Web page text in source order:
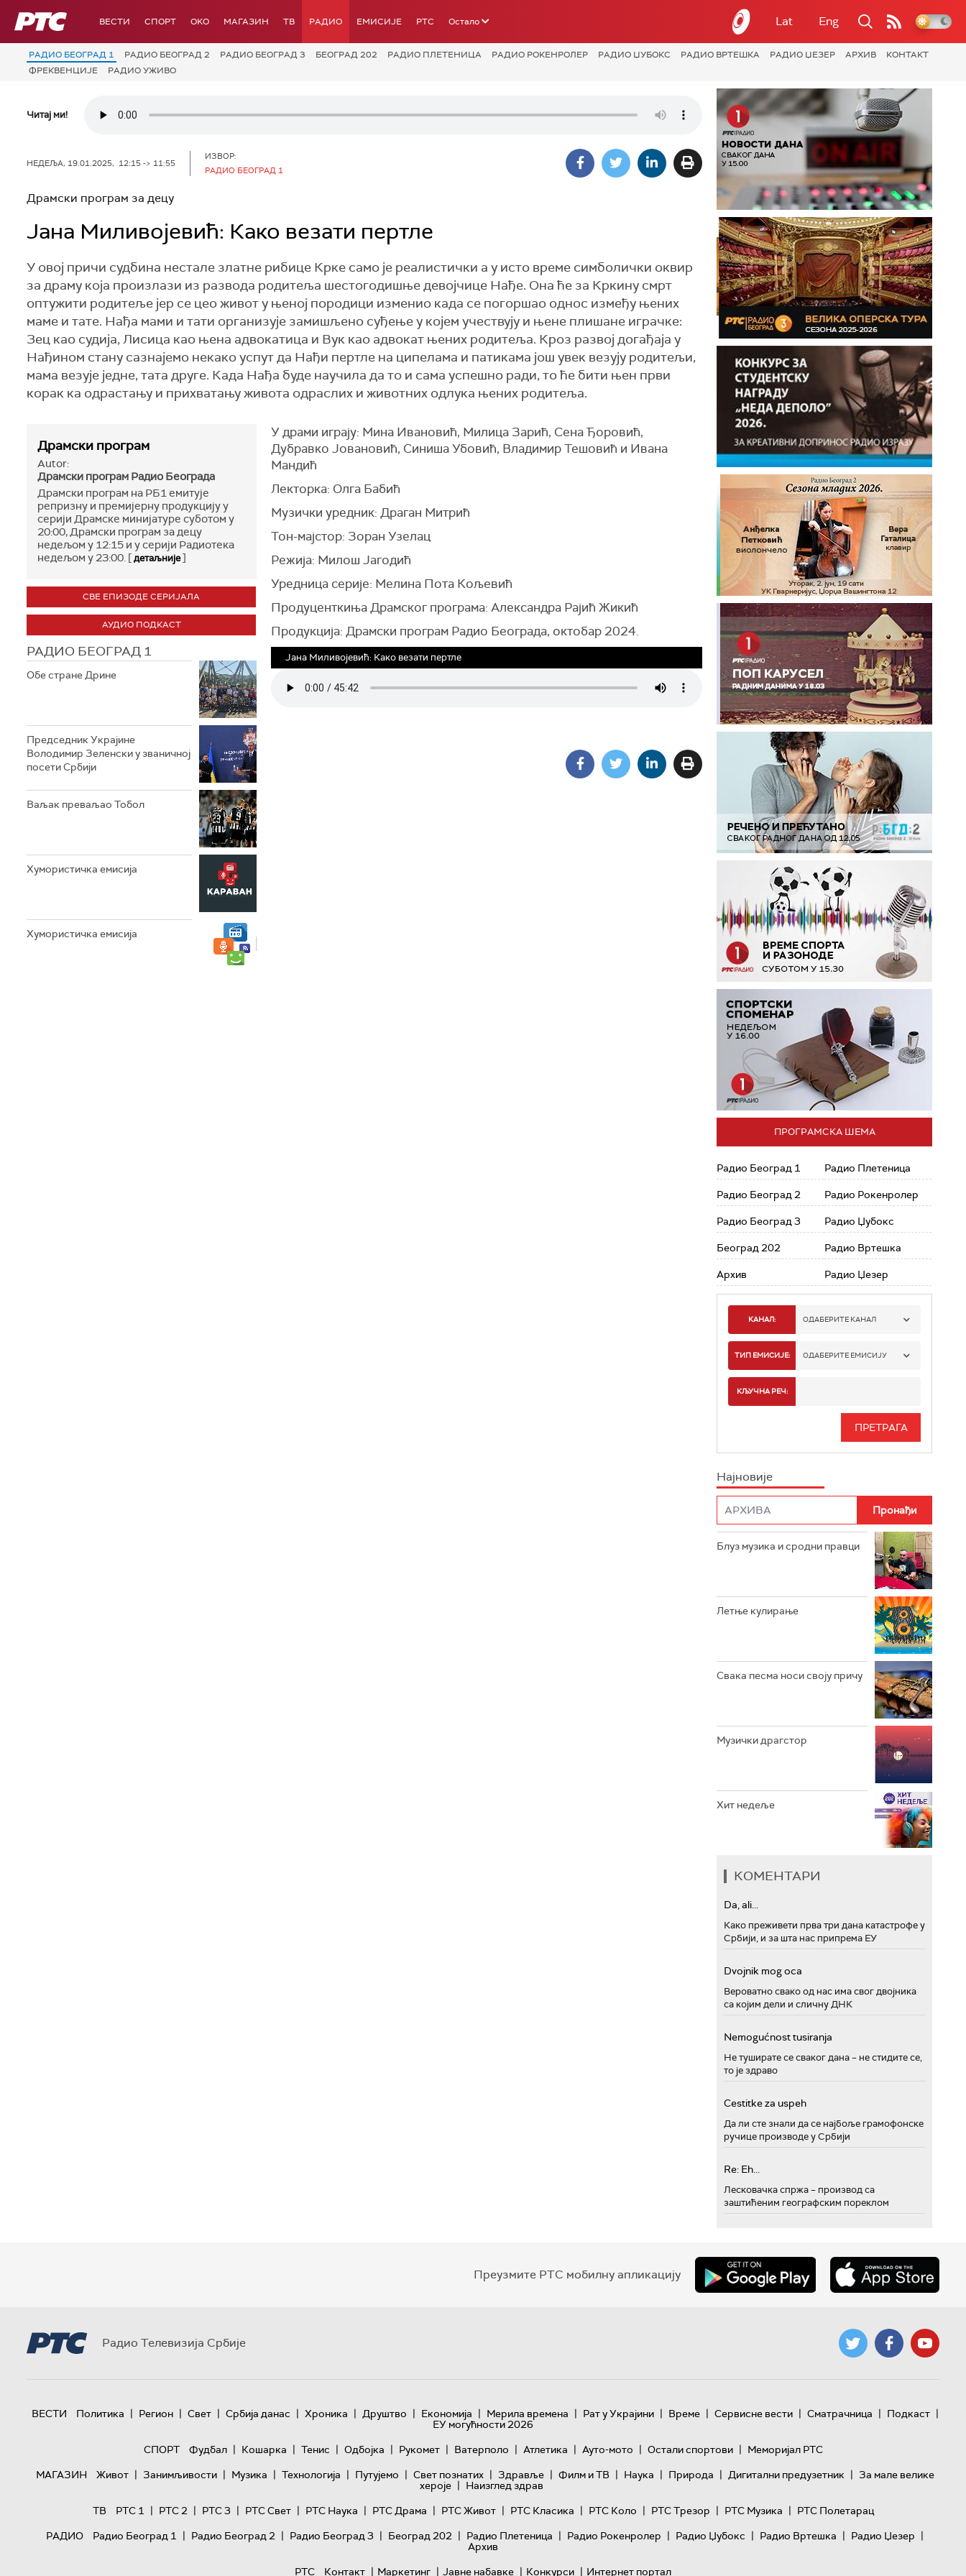
РТС ВЕСТИ СПОРТ OKO МАГАЗИН ТВ РАДИО ЕМИСИЈЕ РТС Остало Lat Eng
РАДИО БЕОГРАД 1 РАДИО БЕОГРАД 2 РАДИО БЕОГРАД 3 БЕОГРАД 202 РАДИО ПЛЕТЕНИЦА РАДИО РОКЕНРОЛЕР РАДИО ЏУБОКС РАДИО ВРТЕШКА РАДИО ЏЕЗЕР АРХИВ
КОНТАКТ
ФРЕКВЕНЦИЈЕ
РАДИО УЖИВО
Читај ми!
НЕДЕЉА, 19.01.2025, 12:15 -> 11:55
ИЗВОР:
РАДИО БЕОГРАД 1
Драмски програм за децу
Јана Миливојевић: Како везати пертле
У овој причи судбина нестале златне рибице Крке само је реалистички а у исто време симболички оквир
за драму која произлази из развода родитеља шестогодишње девојчице Нађе. Она ће за Кркину смрт
оптужити родитеље јер се цео живот у њеној породици изменио када се погоршао однос између њених
маме и тате. Нађа мами и тати организује замишљено суђење у којем учествују и њене плишане играчке:
Зец као судија, Лисица као њена адвокатица и Вук као адвокат њених родитеља. Кроз развој догађаја у
Нађином стану сазнајемо некако успут да Нађи пертле на ципелама и патикама још увек везују родитељи,
мама везује једне, тата друге. Када Нађа буде научила да то и сама успешно ради, то ће бити њен први
корак ка одрастању и прихватању живота одраслих и животних одлука њених родитеља.
Драмски програм
Autor:
Драмски програм Радио Београда
Драмски програм на РБ1 емитује
репризну и премијерну продукцију у
серији Драмске минијатуре суботом у
20:00, Драмски програм за децу
недељом у 12:15 и у серији Радиотека
недељом у 23:00. [детаљније]
СВЕ ЕПИЗОДЕ СЕРИЈАЛА
АУДИО ПОДКАСТ
РАДИО БЕОГРАД 1
Обе стране Дрине
Председник Украјине
Володимир Зеленски у званичној
посети Србији
Ваљак преваљао Тобол
Хумористичка емисија
Хумористичка емисија
У драми играју: Мина Ивановић, Милица Зарић, Сена Ђоровић,
Дубравко Јовановић, Синиша Убовић, Владимир Тешовић и Ивана
Мандић
Лекторка: Олга Бабић
Музички уредник: Драган Митрић
Тон-мајстор: Зоран Узелац
Режија: Милош Јагодић
Уредница серије: Мелина Пота Кољевић
Продуценткиња Драмског програма: Александра Рајић Жикић
Продукција: Драмски програм Радио Београда, октобар 2024.
Јана Миливојевић: Како везати пертле
ПРОГРАМСКА ШЕМА
Радио Београд 1
Радио Београд 2
Радио Београд 3
Београд 202
Архив
Радио Плетеница
Радио Рокенролер
Радио Џубокс
Радио Вртешка
Радио Џезер
КАНАЛ: ОДАБЕРИТЕ КАНАЛ
РАДИО БЕОГРАД 1
РАДИО БЕОГРАД 3
РАДИО РОКЕНРОЛЕР
РАДИО ЏУБОКС
РАДИО ВРТЕШКА
РАДИО ЏЕЗЕР
ТИП ЕМИСИЈЕ: ОДАБЕРИТЕ ЕМИСИЈУ
ИНФО
КЉУЧНА РЕЧ:
Најновије
Блуз музика и сродни правци
Летње кулирање
Свака песма носи своју причу
Музички драгстор
Хит недеље
КОМЕНТАРИ
Da, ali...
Како преживети прва три дана катастрофе у
Србији, и за шта нас припрема ЕУ
Dvojnik mog oca
Вероватно свако од нас има свог двојника
са којим дели и сличну ДНК
Nemogućnost tusiranja
Не туширате се сваког дана – не стидите се,
то је здраво
Cestitke za uspeh
Да ли сте знали да се најбоље грамофонске
ручице производе у Србији
Re: Eh...
Лесковачка спржа – производ са
заштићеним географским пореклом
Преузмите РТС мобилну апликацију
Радио Телевизија Србије
ВЕСТИ Политика | Регион | Свет | Србија данас | Хроника | Друштво | Економија | Мерила времена | Рат у Украјини | Време | Сервисне вести | Сматрачница | Подкаст |
ЕУ могућности 2026
СПОРТ
Фудбал | Кошарка | Тенис | Одбојка | Рукомет | Ватерполо | Атлетика | Ауто-мото | Остали спортови | Меморијал РТС
МАГАЗИН
Живот | Занимљивости | Музика | Технологијa | Путујемо | Свет познатих | Здравље | Филм и ТВ | Наука | Природа | Дигитални предузетник | За мале велике
хероје | Наизглед здрав
ТВ
РТС 1 | РТС 2 | РТС 3 | РТС Свет | РТС Наука | РТС Драма | РТС Живот | РТС Класика | РТС Коло | РТС Трезор | РТС Музика | РТС Полетарац
РАДИО
Радио Београд 1 | Радио Београд 2 | Радио Београд 3 | Београд 202 | Радио Плетеница | Радио Рокенролер | Радио Џубокс | Радио Вртешка | Радио Џезер |
Архив
РТС
Контакт | Маркетинг | Јавне набавке | Конкурси | Интернет портал